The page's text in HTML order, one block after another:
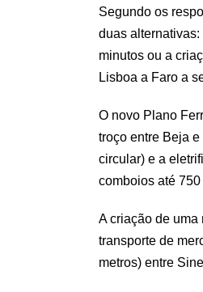
Segundo os
duas
minutos ou a
Lisboa a Faro a
O novo Plano
troço entre Beja
circular) e a
comboios até 750
A criação de uma
transporte de
metros) entre